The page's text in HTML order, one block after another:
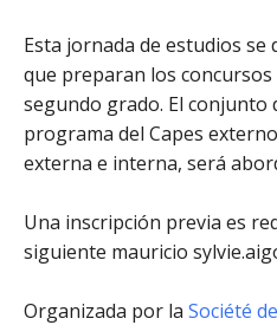
Esta jornada de estudios
que preparan los concursos
segundo grado. El conjunto
programa del Capes
externa e interna, será
Una inscripción previa es
siguiente mauricio
Organizada por la Société